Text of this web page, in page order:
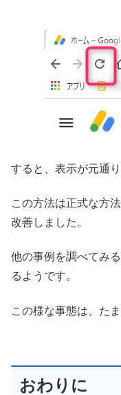
すると、表示が元通
この方法は正式な方
改善しました。
他の事例を調べてみ
るようです。
この様な事態は、た
おわりに